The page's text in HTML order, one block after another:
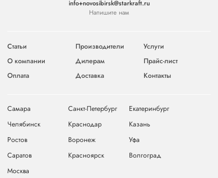
info+novosibirsk@starkraft.ru
Напишите нам
Статьи Производители
Услуги
О компании
Дилерам
Прайс-лист
Оплата
Доставка Контакты
Самара Санкт-Петербург
Екатеринбург
Челябинск
Краснодар
Казань
Ростов
Воронеж
Уфа
Саратов
Красноярск
Волгоград
Москва